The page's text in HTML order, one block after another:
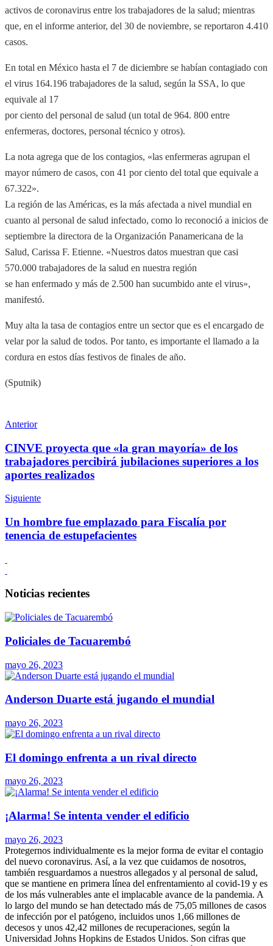
activos de coronavirus entre los trabajadores de la salud; mientras
que, en el informe anterior, del 30 de noviembre, se reportaron 4.410
casos.
En total en México hasta el 7 de diciembre se habían contagiado con
el virus 164.196 trabajadores de la salud, según la SSA, lo que
equivale al 17
por ciento del personal de salud (un total de 964. 800 entre
enfermeras, doctores, personal técnico y otros).
La nota agrega que de los contagios, «las enfermeras agrupan el
mayor número de casos, con 41 por ciento del total que equivale a
67.322».
La región de las Américas, es la más afectada a nivel mundial en
cuanto al personal de salud infectado, como lo reconoció a inicios de
septiembre la directora de la Organización Panamericana de la
Salud, Carissa F. Etienne. «Nuestros datos muestran que casi
570.000 trabajadores de la salud en nuestra región
se han enfermado y más de 2.500 han sucumbido ante el virus»,
manifestó.
Muy alta la tasa de contagios entre un sector que es el encargado de
velar por la salud de todos. Por tanto, es importante el llamado a la
cordura en estos días festivos de finales de año.
(Sputnik)
Anterior
CINVE proyecta que «la gran mayoría» de los
trabajadores percibirá jubilaciones superiores a los
aportes realizados
Siguiente
Un hombre fue emplazado para Fiscalía por
tenencia de estupefacientes
Noticias recientes
Policiales de Tacuarembó
mayo 26, 2023
Anderson Duarte está jugando el mundial
mayo 26, 2023
El domingo enfrenta a un rival directo
mayo 26, 2023
¡Alarma! Se intenta vender el edificio
mayo 26, 2023
Protegernos individualmente es la mejor forma de evitar el contagio
del nuevo coronavirus. Así, a la vez que cuidamos de nosotros,
también resguardamos a nuestros allegados y al personal de salud,
que se mantiene en primera línea del enfrentamiento al covid-19 y es
de los más vulnerables ante el implacable avance de la pandemia. A
lo largo del mundo se han detectado más de 75,05 millones de casos
de infección por el patógeno, incluidos unos 1,66 millones de
decesos y unos 42,42 millones de recuperaciones, según la
Universidad Johns Hopkins de Estados Unidos. Son cifras que